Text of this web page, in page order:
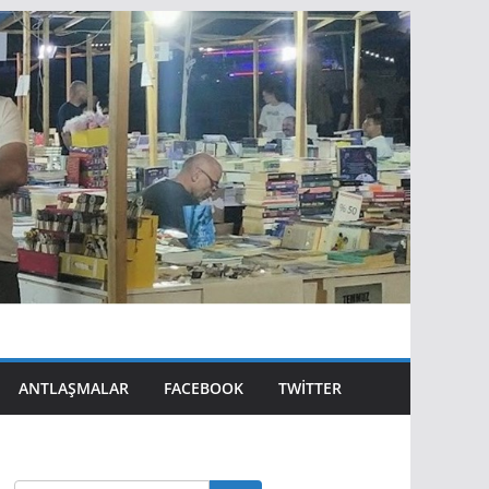
ANTLAŞMALAR FACEBOOK TWITTER